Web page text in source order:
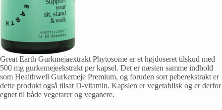
Great Earth Gurkmejaextrakt Phytosome er et højdoseret tilskud med
500 mg gurkemejeekstrakt per kapsel. Det er næsten samme indhold
som Healthwell Gurkemeje Premium, og foruden sort peberekstrakt er
dette produkt også tilsat D-vitamin. Kapslen er vegetabilsk og er derfor
egnet til både vegetarer og veganere.